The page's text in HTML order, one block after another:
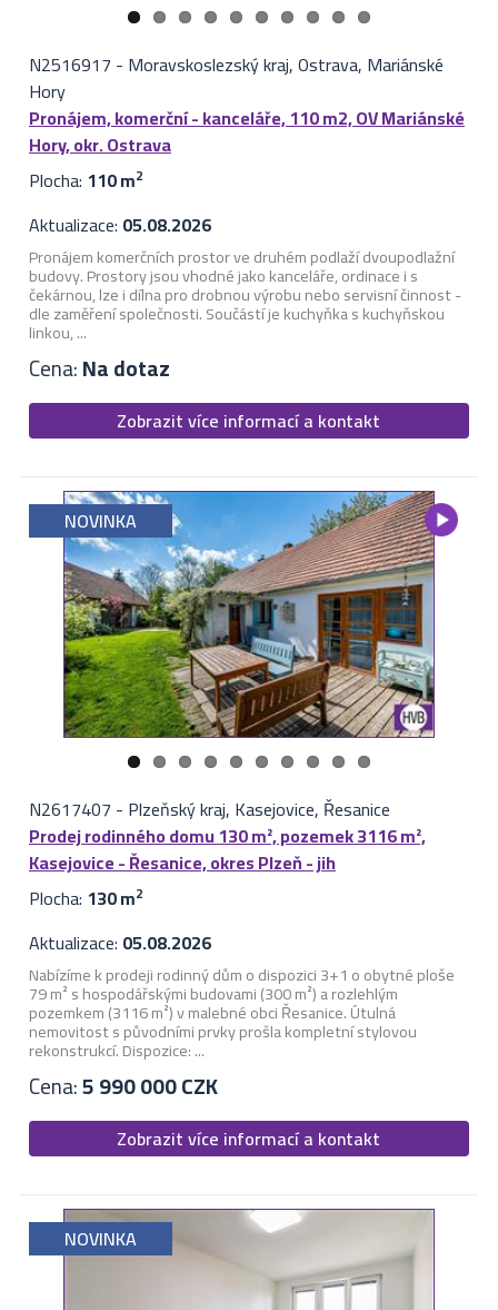
N2516917 - Moravskoslezský kraj, Ostrava, Mariánské
Hory
Pronájem, komerční - kanceláře, 110 m2, OV Mariánské
Hory, okr. Ostrava
Plocha: 110 m2
Aktualizace: 05.08.2026
Pronájem komerčních prostor ve druhém podlaží dvoupodlažní
budovy. Prostory jsou vhodné jako kanceláře, ordinace i s
čekárnou, lze i dílna pro drobnou výrobu nebo servisní činnost -
dle zaměření společnosti. Součástí je kuchyňka s kuchyňskou
linkou, ...
Cena:Na dotaz
Zobrazit více informací a kontakt
NOVINKA
N2617407 - Plzeňský kraj, Kasejovice, Řesanice
Prodej rodinného domu 130 m², pozemek 3116 m²,
Kasejovice - Řesanice, okres Plzeň - jih
Plocha: 130 m2
Aktualizace: 05.08.2026
Nabízíme k prodeji rodinný dům o dispozici 3+1 o obytné ploše
79 m² s hospodářskými budovami (300 m²) a rozlehlým
pozemkem (3116 m²) v malebné obci Řesanice. Útulná
nemovitost s původními prvky prošla kompletní stylovou
rekonstrukcí. Dispozice: ...
Cena:5 990 000 CZK
Zobrazit více informací a kontakt
NOVINKA